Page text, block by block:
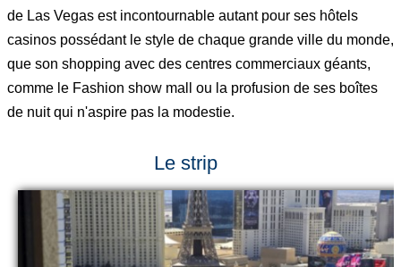
de Las Vegas est incontournable autant pour ses hôtels
casinos possédant le style de chaque grande ville du monde,
que son shopping avec des centres commerciaux géants,
comme le Fashion show mall ou la profusion de ses boîtes
de nuit qui n'aspire pas la modestie.
Le strip